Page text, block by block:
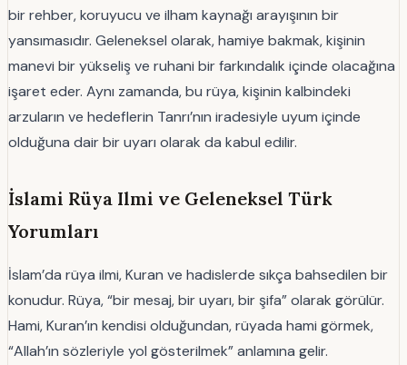
bir rehber, koruyucu ve ilham kaynağı arayışının bir
yansımasıdır. Geleneksel olarak, hamiye bakmak, kişinin
manevi bir yükseliş ve ruhani bir farkındalık içinde olacağına
işaret eder. Aynı zamanda, bu rüya, kişinin kalbindeki
arzuların ve hedeflerin Tanrı’nın iradesiyle uyum içinde
olduğuna dair bir uyarı olarak da kabul edilir.
İslami Rüya Ilmi ve Geleneksel Türk
Yorumları
İslam’da rüya ilmi, Kuran ve hadislerde sıkça bahsedilen bir
konudur. Rüya, “bir mesaj, bir uyarı, bir şifa” olarak görülür.
Hami, Kuran’ın kendisi olduğundan, rüyada hami görmek,
“Allah’ın sözleriyle yol gösterilmek” anlamına gelir.